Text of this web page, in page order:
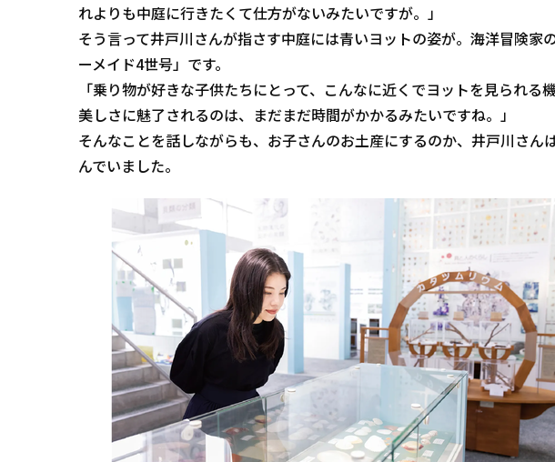
れよりも中庭に行きたくて仕方がないみたいですが。」
そう言って井戸川さんが指さす中庭には青いヨットの姿が。海洋冒険家
ーメイド4世号」です。
「乗り物が好きな子供たちにとって、こんなに近くでヨットを見られ
美しさに魅了されるのは、まだまだ時間がかかるみたいですね。」
そんなことを話しながらも、お子さんのお土産にするのか、井戸川さ
んでいました。